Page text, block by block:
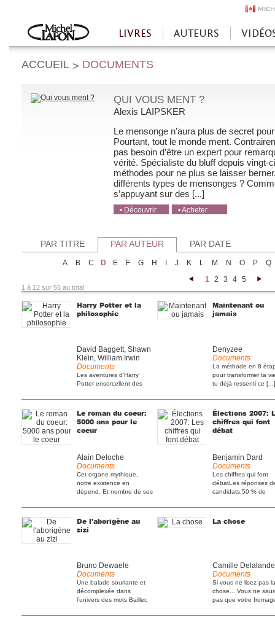
Accueil
LIVRES AUTEURS
ACCUEIL > DOCUMENTS
QUI VOUS MENT ?
Alexis LAIPSKER
Le mensonge n’aura plus de secret
Pourtant, tout le monde ment.
pas besoin d’être un expert pour
vérité. Spécialiste du bluff depuis
méthodes pour ne plus se laisser
différents types de mensonges ?
s’appuyant sur des [...]
• Découvrir
• Acheter
• Acheter
PAR TITRE PAR AUTEUR PAR DATE
A B C D E F G H J K L M N O P Q
1 2 3 4 5
1 à 12 sur 55 au total
Harry Potter et la
philosophie
David Baggett, Shawn
Klein, William Irwin
Documents
Les aventures d’Harry
Potter ensorcellent des
[...]
Maintenant ou
jamais
Denyzee
Documents
La méthode en 8
pour transformer ta
tu déjà ressenti ce [...]
Le roman du coeur:
5000 ans pour le
coeur
Alain Deloche
Documents
Cet organe mythique,
notre existence en
dépend. Et nombre de ses
Élections 2007:
chiffres qui font
débat
Benjamin Dard
Documents
Les chiffres qui font
débatLes réponses
candidats.50 % de
De l'aborigène au
zizi
Bruno Dewaele
Documents
Une balade souriante et
décomplexée dans
l’univers des mots Bailler,
La chose
Camille Delalande
Documents
Si vous ne lisez pas la
chose... Vous ne
pas que votre